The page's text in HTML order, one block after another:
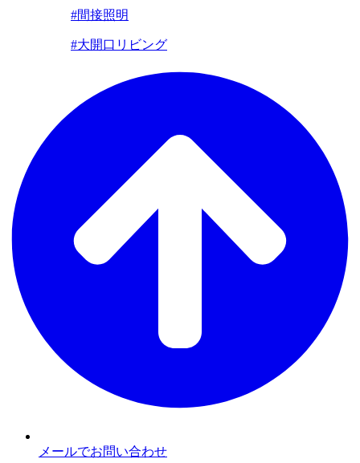
#間接照明
#大開口リビング
メールでお問い合わせ